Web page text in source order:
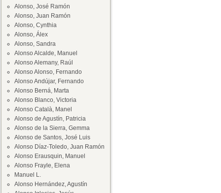
Alonso, José Ramón
Alonso, Juan Ramón
Alonso, Cynthia
Alonso, Álex
Alonso, Sandra
Alonso Alcalde, Manuel
Alonso Alemany, Raúl
Alonso Alonso, Fernando
Alonso Andújar, Fernando
Alonso Berná, Marta
Alonso Blanco, Victoria
Alonso Català, Manel
Alonso de Agustín, Patricia
Alonso de la Sierra, Gemma
Alonso de Santos, José Luis
Alonso Díaz-Toledo, Juan Ramón
Alonso Erausquin, Manuel
Alonso Frayle, Elena
Manuel L.
Alonso Hernández, Agustín